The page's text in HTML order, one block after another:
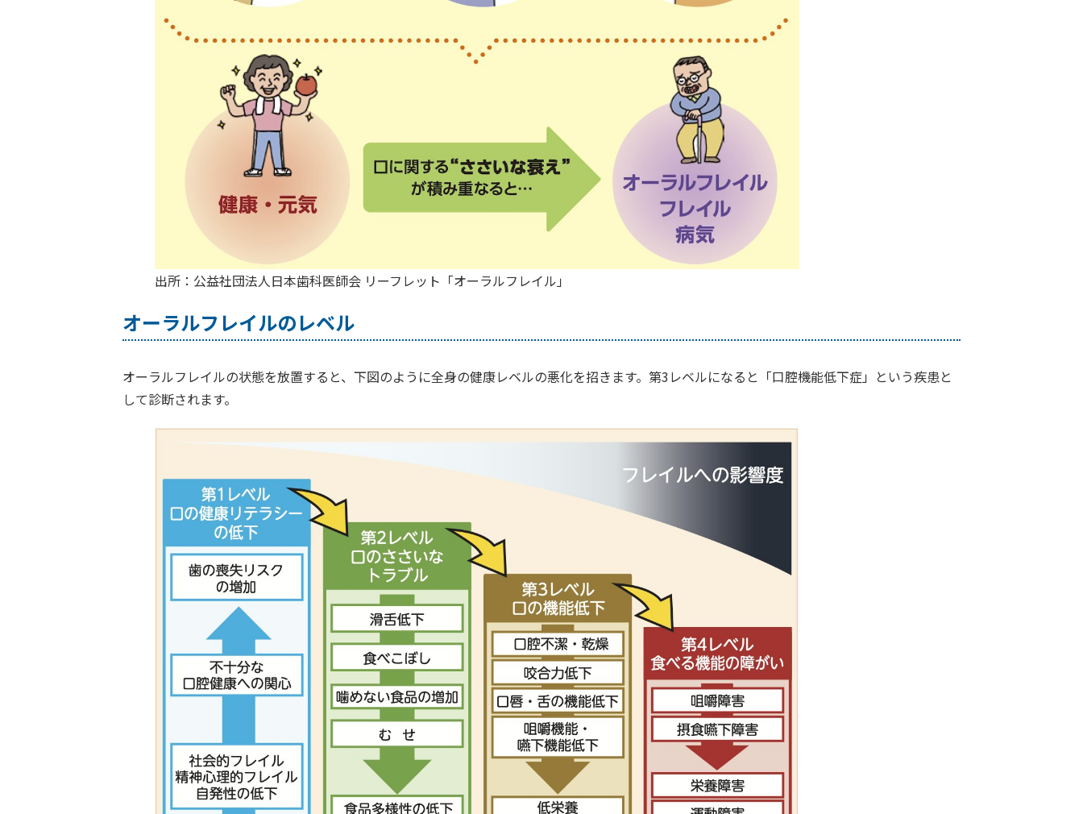
出所：公益社団法人日本歯科医師会 リーフレット「オーラルフレイル」
オーラルフレイルのレベル
オーラルフレイルの状態を放置すると、下図のように全身の健康レベルの悪化を招きます。第3レベルになると「口腔機能低下症」という疾患と
して診断されます。